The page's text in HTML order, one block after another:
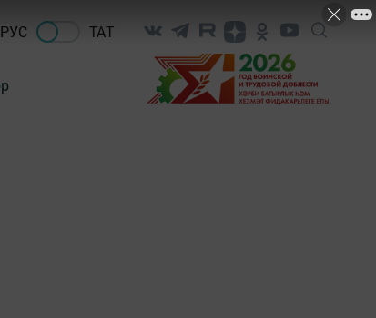
РУС ТАТ